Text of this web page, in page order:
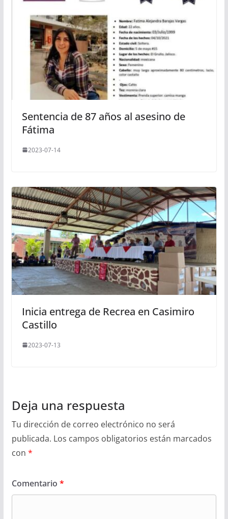
Sentencia de 87 años al asesino de
Fátima
2023-07-14
Inicia entrega de Recrea en Casimiro
Castillo
2023-07-13
Deja una respuesta
Tu dirección de correo electrónico no será
publicada. Los campos obligatorios están marcados
con *
Comentario *